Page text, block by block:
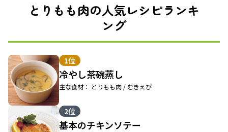
とりもも肉の人気レシピランキ
ング
1位
冷やし茶碗蒸し
主な食材： とりもも肉 / むきえび
2位
基本のチキンソテー